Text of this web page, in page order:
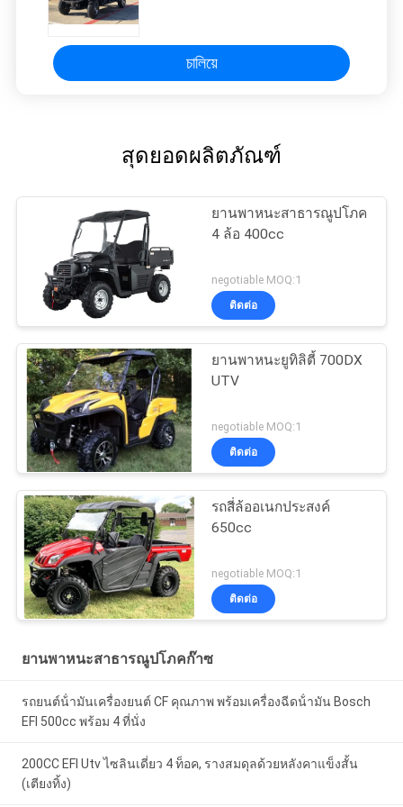
চালিয়ে
สุดยอดผลิตภัณฑ์
ยานพาหนะสาธารณูปโภค
4 ล้อ 400cc
negotiable MOQ:1
ติดต่อ
ยานพาหนะยูทิลิตี้ 700DX
UTV
negotiable MOQ:1
ติดต่อ
รถสี่ล้ออเนกประสงค์
650cc
negotiable MOQ:1
ติดต่อ
ยานพาหนะสาธารณูปโภคก๊าซ
รถยนต์น้ํามันเครื่องยนต์ CF คุณภาพ พร้อมเครื่องฉีดน้ํามัน Bosch
EFI 500cc พร้อม 4 ที่นั่ง
200CC EFI Utv ไซลินเดี่ยว 4 ท็อค, รางสมดุลด้วยหลังคาแข็งสั้น
(เตียงทิ้ง)